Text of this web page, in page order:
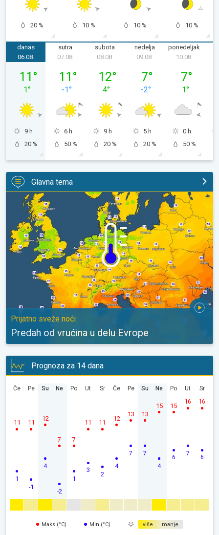
20 % 10 % 10 % 10 %
danas
četvrtak, 06. 08.
06.08.
11 °
1°
9 h
20 %
sutra
07.08.
11 °
-1°
6 h
50 %
subota
08.08.
12°
4°
9 h
20 %
nedelja
09.08.
7°
-2°
5 h
20 %
ponedeljak
10.08.
7°
1°
0 h
50 %
Glavna tema
Predah od vrućina u delu Evrope. Prijatno sveže noći. . .
Prijatno sveže noći
Predah od vrućina u delu Evrope
Prognoza za 14 dana
Če
1
11
Pe
-1
11
Su
4
12
Ne
-2
7
Po
1
7
Ut
3
11
Sr
2
11
Če
4
12
Pe
7
13
Su
7
13
Ne
4
15
Po
6
15
Ut
7
16
Sr
6
16
Maks (°C) Min (°C) više manje